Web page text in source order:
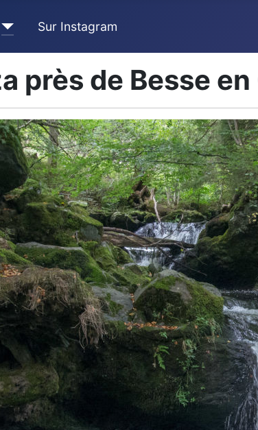
Sur Instagram
près de Besse